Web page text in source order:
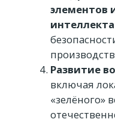
элементов
интеллекта
Развитие
включая
«зелёного»